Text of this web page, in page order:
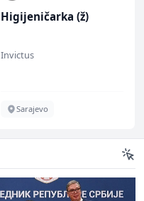
Higijeničarka (ž)
Invictus
Sarajevo